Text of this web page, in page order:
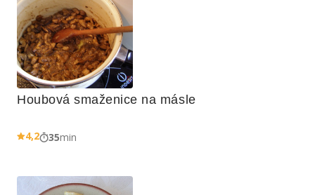
Houbová smaženice na másle
4,2 35min